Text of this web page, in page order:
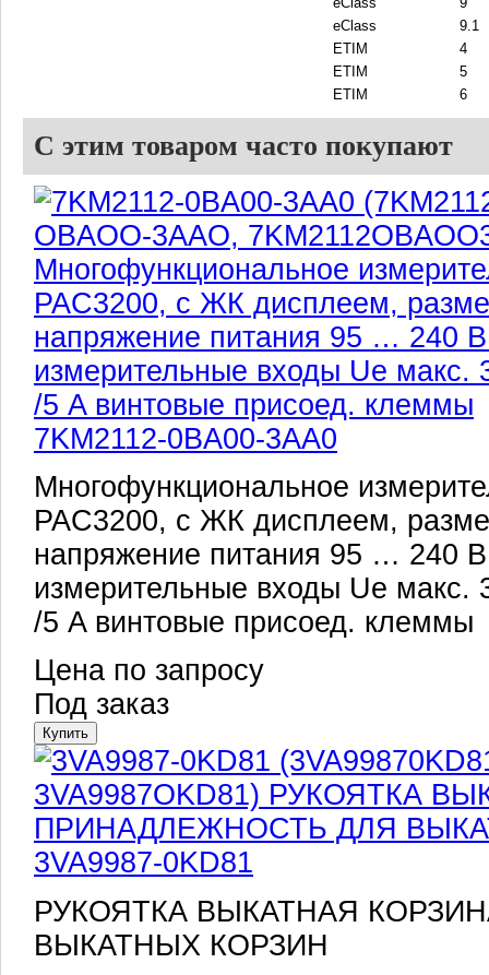
eClass
9.1
ETIM
4
ETIM
5
ETIM
6
С этим товаром часто покупают
7KM2112-0BA00-3AA0
Многофункциональное
PAC3200, с ЖК дисплеем,
напряжение питания 95 … 240
измерительные входы Ue макс.
/5 A винтовые присоед. клеммы
Цена по запросу
Под заказ
3VA9987-0KD81
РУКОЯТКА ВЫКАТНАЯ
ВЫКАТНЫХ КОРЗИН